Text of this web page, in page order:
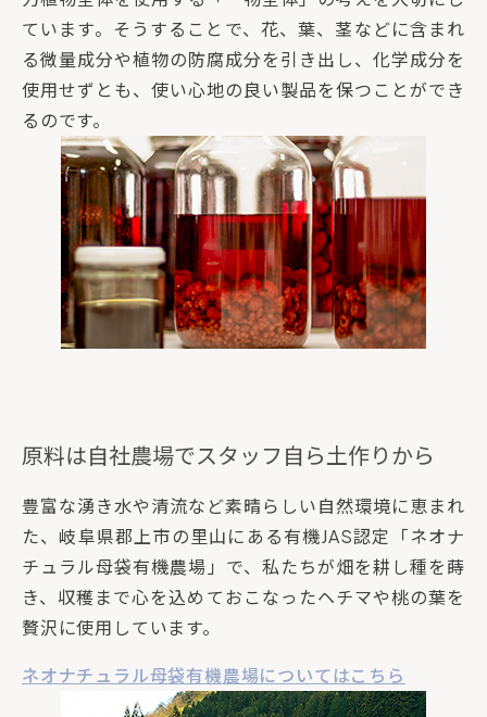
ています。そうすることで、花、葉、茎などに含まれ
る微量成分や植物の防腐成分を引き出し、化学成分を
使用せずとも、使い心地の良い製品を保つことができ
るのです。
原料は自社農場でスタッフ自ら土作りから
豊富な湧き水や清流など素晴らしい自然環境に恵まれ
た、岐阜県郡上市の里山にある有機JAS認定「ネオナ
チュラル母袋有機農場」で、私たちが畑を耕し種を蒔
き、収穫まで心を込めておこなったヘチマや桃の葉を
贅沢に使用しています。
ネオナチュラル母袋有機農場についてはこちら